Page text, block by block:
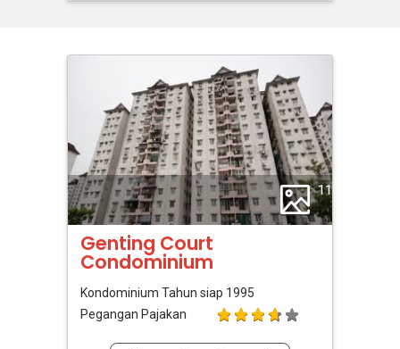
11
Genting Court
Condominium
Kondominium Tahun siap 1995
Pegangan Pajakan